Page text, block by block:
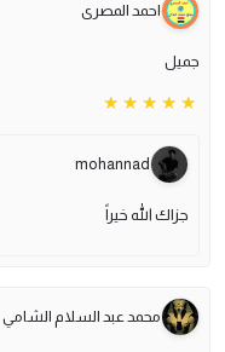
احمد المصرى
جميل
mohannad
جزاك الله خيراً
محمد عبد السلام الشامي